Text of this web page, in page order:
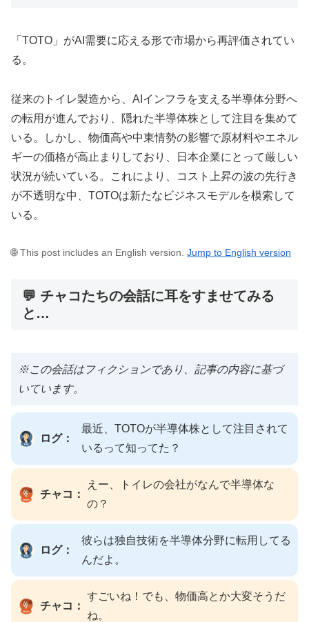
「TOTO」がAI需要に応える形で市場から再評価されてい
る。
従来のトイレ製造から、AIインフラを支える半導体分野へ
の転用が進んでおり、隠れた半導体株として注目を集めて
いる。しかし、物価高や中東情勢の影響で原材料やエネル
ギーの価格が高止まりしており、日本企業にとって厳しい
状況が続いている。これにより、コスト上昇の波の先行き
が不透明な中、TOTOは新たなビジネスモデルを模索して
いる。
🌐 This post includes an English version. Jump to English version
💬 チャコたちの会話に耳をすませてみる
と…
※この会話はフィクションであり、記事の内容に基づ
いています。
ログ：
最近、TOTOが半導体株として注目されて
いるって知ってた？
チャコ：
えー、トイレの会社がなんで半導体な
の？
ログ：
彼らは独自技術を半導体分野に転用してる
んだよ。
チャコ：
すごいね！でも、物価高とか大変そうだ
ね。